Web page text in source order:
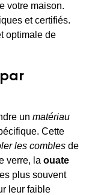
votre maison.
et certifiés.
optimale de
un matériau
Cette
les combles de
verre, la ouate
plus souvent
leur faible